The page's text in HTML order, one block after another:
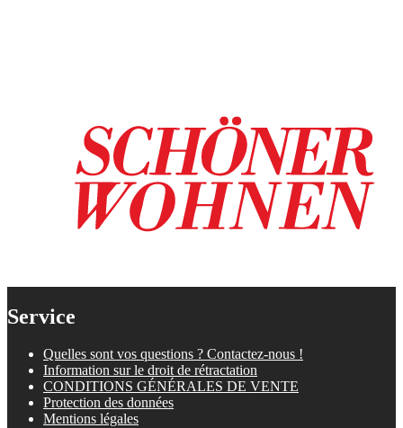
Service
Quelles sont vos questions ? Contactez-nous !
Information sur le droit de rétractation
CONDITIONS GÉNÉRALES DE VENTE
Protection des données
Mentions légales